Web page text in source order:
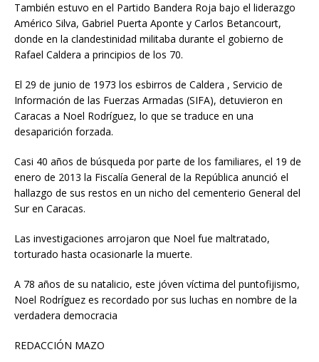
También estuvo en el Partido Bandera Roja bajo el liderazgo
Américo Silva, Gabriel Puerta Aponte y Carlos Betancourt,
donde en la clandestinidad militaba durante el gobierno de
Rafael Caldera a principios de los 70.
El 29 de junio de 1973 los esbirros de Caldera , Servicio de
Información de las Fuerzas Armadas (SIFA), detuvieron en
Caracas a Noel Rodríguez, lo que se traduce en una
desaparición forzada.
Casi 40 años de búsqueda por parte de los familiares, el 19 de
enero de 2013 la Fiscalía General de la República anunció el
hallazgo de sus restos en un nicho del cementerio General del
Sur en Caracas.
Las investigaciones arrojaron que Noel fue maltratado,
torturado hasta ocasionarle la muerte.
A 78 años de su natalicio, este jóven víctima del puntofijismo,
Noel Rodríguez es recordado por sus luchas en nombre de la
verdadera democracia
REDACCIÓN MAZO